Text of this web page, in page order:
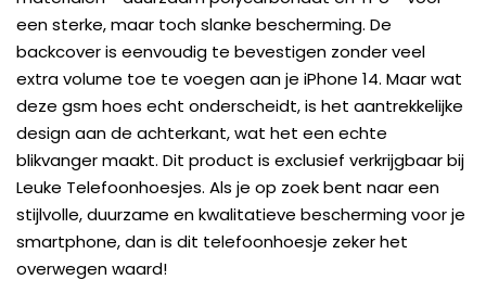
een sterke, maar toch slanke bescherming. De
backcover is eenvoudig te bevestigen zonder veel
extra volume toe te voegen aan je iPhone 14. Maar wat
deze gsm hoes echt onderscheidt, is het aantrekkelijke
design aan de achterkant, wat het een echte
blikvanger maakt. Dit product is exclusief verkrijgbaar bij
Leuke Telefoonhoesjes. Als je op zoek bent naar een
stijlvolle, duurzame en kwalitatieve bescherming voor je
smartphone, dan is dit telefoonhoesje zeker het
overwegen waard!